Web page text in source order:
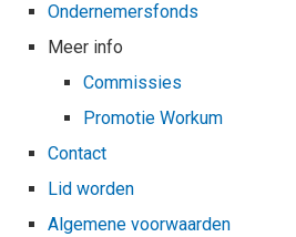
Ondernemersfonds
Meer info
Commissies
Promotie Workum
Contact
Lid worden
Algemene voorwaarden